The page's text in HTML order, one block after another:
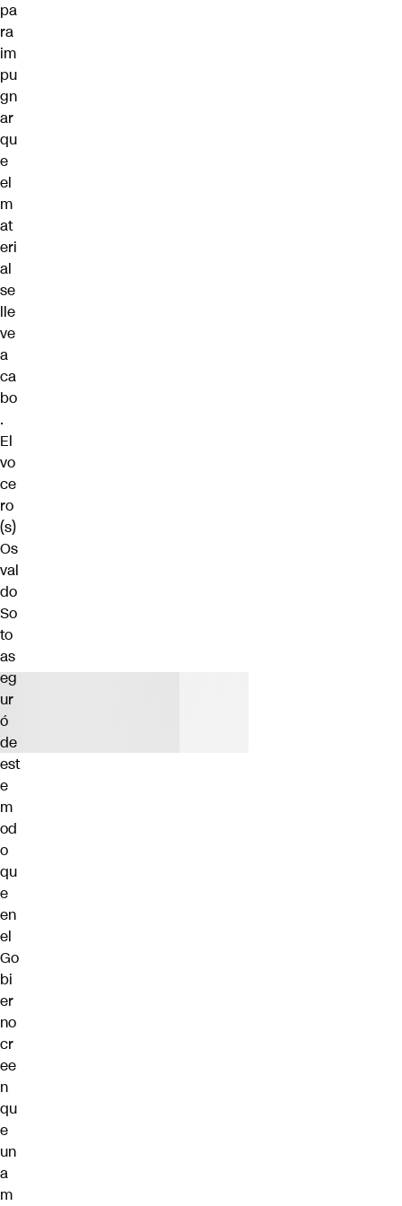
pa
ra
im
pu
gn
ar
qu
e
el
m
at
eri
al
se
lle
ve
a
ca
bo
.
El
vo
ce
ro
(s)
Os
val
do
So
to
as
eg
ur
ó
de
est
e
m
od
o
qu
e
en
el
Go
bi
er
no
cr
ee
n
qu
e
un
a
m